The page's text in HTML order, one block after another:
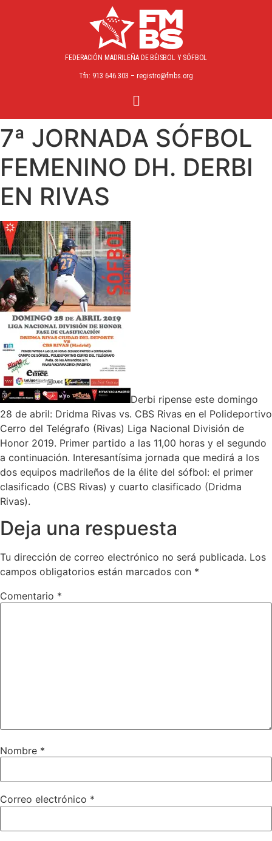
FEDERACIÓN MADRILEÑA DE BÉISBOL Y SÓFBOL
Tfn: 913 646 303 – registro@fmbs.org
7ª JORNADA SÓFBOL
FEMENINO DH. DERBI
EN RIVAS
Derbi ripense este domingo
28 de abril: Dridma Rivas vs. CBS Rivas en el Polideportivo
Cerro del Telégrafo (Rivas) Liga Nacional División de
Honor 2019. Primer partido a las 11,00 horas y el segundo
a continuación. Interesantísima jornada que medirá a los
dos equipos madrileños de la élite del sófbol: el primer
clasificado (CBS Rivas) y cuarto clasificado (Dridma
Rivas).
Deja una respuesta
Tu dirección de correo electrónico no será publicada. Los
campos obligatorios están marcados con *
Comentario *
Nombre *
Correo electrónico *